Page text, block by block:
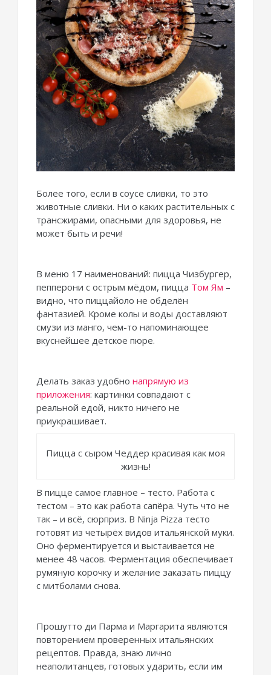
Более того, если в соусе сливки, то это
животные сливки. Ни о каких растительных с
трансжирами, опасными для здоровья, не
может быть и речи!
В меню 17 наименований: пицца Чизбургер,
пепперони с острым мёдом, пицца Том Ям –
видно, что пиццайоло не обделён
фантазией. Кроме колы и воды доставляют
смузи из манго, чем-то напоминающее
вкуснейшее детское пюре.
Делать заказ удобно напрямую из
приложения: картинки совпадают с
реальной едой, никто ничего не
приукрашивает.
Пицца с сыром Чеддер красивая как моя
жизнь!
В пицце самое главное – тесто. Работа с
тестом – это как работа сапёра. Чуть что не
так – и всё, сюрприз. В Ninja Pizza тесто
готовят из четырёх видов итальянской муки.
Оно ферментируется и выстаивается не
менее 48 часов. Ферментация обеспечивает
румяную корочку и желание заказать пиццу
с митболами снова.
Прошутто ди Парма и Маргарита являются
повторением проверенных итальянских
рецептов. Правда, знаю лично
неаполитанцев, готовых ударить, если им